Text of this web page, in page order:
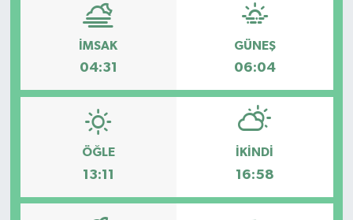
İMSAK
04:31
GÜNEŞ
06:04
ÖĞLE
13:11
İKINDI
16:58
RESMİ İLANLAR
SAĞLIK
SİYASET
SOLHAN